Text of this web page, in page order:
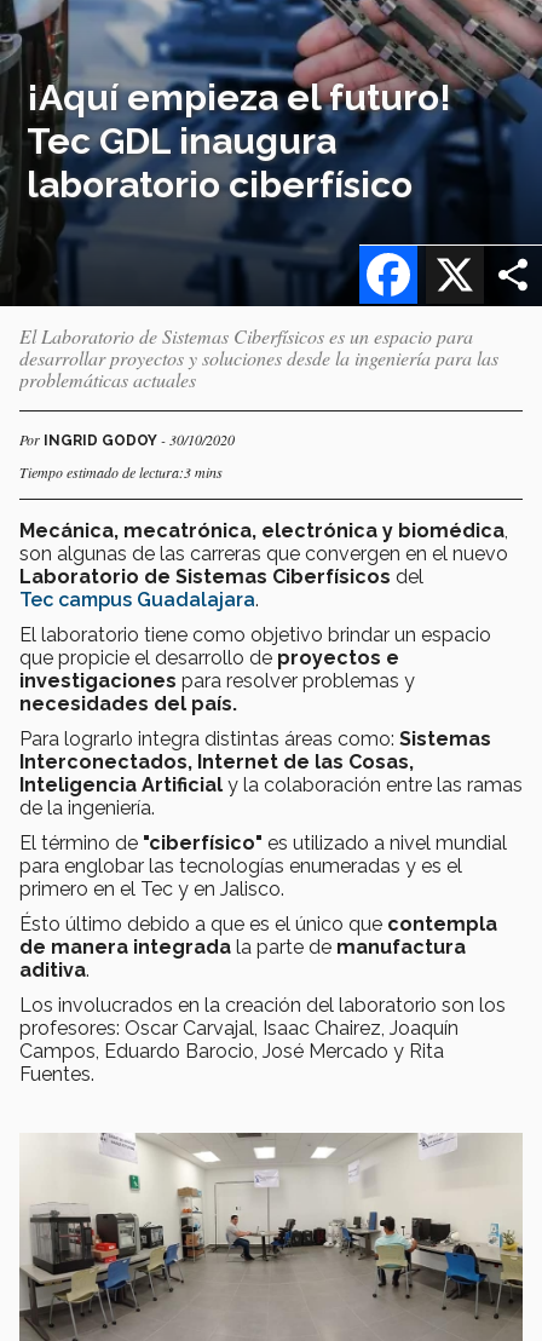
¡Aquí empieza el futuro!
Tec GDL inaugura
laboratorio ciberfísico
X
Facebook
El Laboratorio de Sistemas Ciberfísicos es un espacio para
desarrollar proyectos y soluciones desde la ingeniería para las
problemáticas actuales
Por INGRID GODOY - 30/10/2020
Tiempo estimado de lectura:3 mins
Mecánica, mecatrónica, electrónica y biomédica
son algunas de las carreras que convergen en el nuevo
Laboratorio de Sistemas Ciberfísicos del
Tec campus Guadalajara.
El laboratorio tiene como objetivo brindar un espacio
que propicie el desarrollo de proyectos e
investigaciones para resolver problemas y
necesidades del país.
Para lograrlo integra distintas áreas como: Sistemas
Interconectados, Internet de las Cosas,
Inteligencia Artificial y la colaboración entre las ramas
de la ingeniería.
El término de "ciberfísico" es utilizado a nivel mundial
para englobar las tecnologías enumeradas y es el
primero en el Tec y en Jalisco.
Ésto último debido a que es el único que contempla
de manera integrada la parte de manufactura
aditiva.
Los involucrados en la creación del laboratorio son los
profesores: Oscar Carvajal, Isaac Chairez, Joaquín
Campos, Eduardo Barocio, José Mercado y Rita
Fuentes.